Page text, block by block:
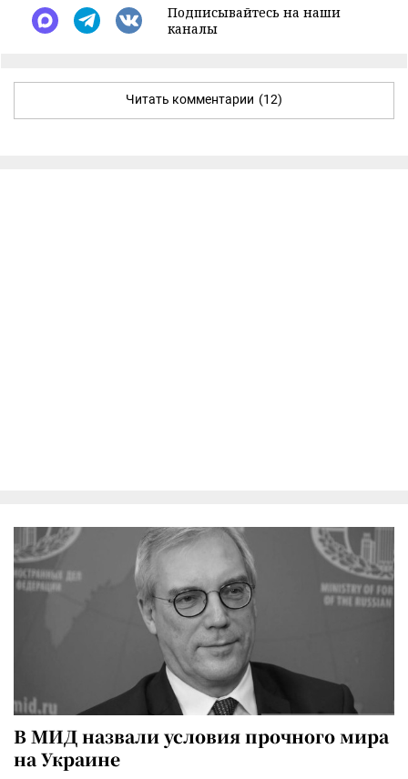
Подписывайтесь на наши
каналы
Читать комментарии (12)
В МИД назвали условия прочного мира
на Украине